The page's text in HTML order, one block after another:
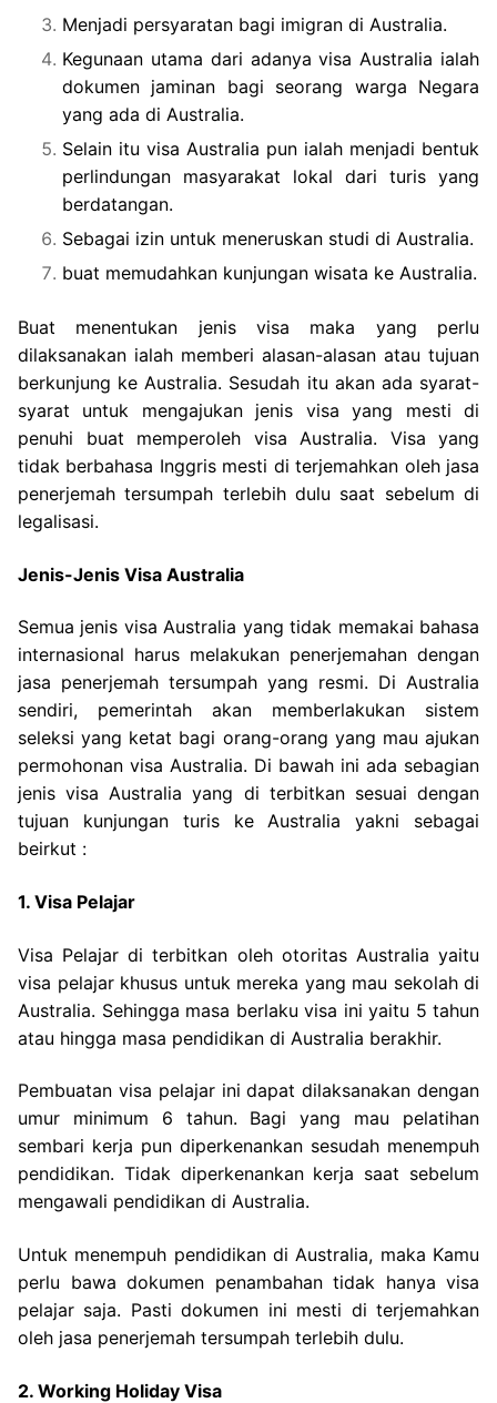
Menjadi persyaratan bagi imigran di Australia.
Kegunaan utama dari adanya visa Australia ialah
dokumen jaminan bagi seorang warga Negara
yang ada di Australia.
Selain itu visa Australia pun ialah menjadi bentuk
perlindungan masyarakat lokal dari turis yang
berdatangan.
Sebagai izin untuk meneruskan studi di Australia.
buat memudahkan kunjungan wisata ke Australia.
Buat menentukan jenis visa maka yang perlu
dilaksanakan ialah memberi alasan-alasan atau tujuan
berkunjung ke Australia. Sesudah itu akan ada syarat-
syarat untuk mengajukan jenis visa yang mesti di
penuhi buat memperoleh visa Australia. Visa yang
tidak berbahasa Inggris mesti di terjemahkan oleh jasa
penerjemah tersumpah terlebih dulu saat sebelum di
legalisasi.
Jenis-Jenis Visa Australia
Semua jenis visa Australia yang tidak memakai bahasa
internasional harus melakukan penerjemahan dengan
jasa penerjemah tersumpah yang resmi. Di Australia
sendiri, pemerintah akan memberlakukan sistem
seleksi yang ketat bagi orang-orang yang mau ajukan
permohonan visa Australia. Di bawah ini ada sebagian
jenis visa Australia yang di terbitkan sesuai dengan
tujuan kunjungan turis ke Australia yakni sebagai
beirkut :
1. Visa Pelajar
Visa Pelajar di terbitkan oleh otoritas Australia yaitu
visa pelajar khusus untuk mereka yang mau sekolah di
Australia. Sehingga masa berlaku visa ini yaitu 5 tahun
atau hingga masa pendidikan di Australia berakhir.
Pembuatan visa pelajar ini dapat dilaksanakan dengan
umur minimum 6 tahun. Bagi yang mau pelatihan
sembari kerja pun diperkenankan sesudah menempuh
pendidikan. Tidak diperkenankan kerja saat sebelum
mengawali pendidikan di Australia.
Untuk menempuh pendidikan di Australia, maka Kamu
perlu bawa dokumen penambahan tidak hanya visa
pelajar saja. Pasti dokumen ini mesti di terjemahkan
oleh jasa penerjemah tersumpah terlebih dulu.
2. Working Holiday Visa